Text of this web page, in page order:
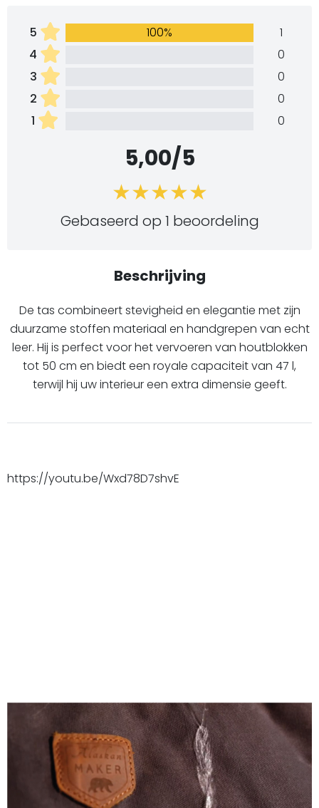
5 100%
1
4
0
3
0
2
0
1
0
5,00/5
Gebaseerd op 1 beoordeling
Beschrijving
De tas combineert stevigheid en elegantie met zijn
duurzame stoffen materiaal en handgrepen van echt
leer. Hij is perfect voor het vervoeren van houtblokken
tot 50 cm en biedt een royale capaciteit van 47 l,
terwijl hij uw interieur een extra dimensie geeft.
https://youtu.be/Wxd78D7shvE